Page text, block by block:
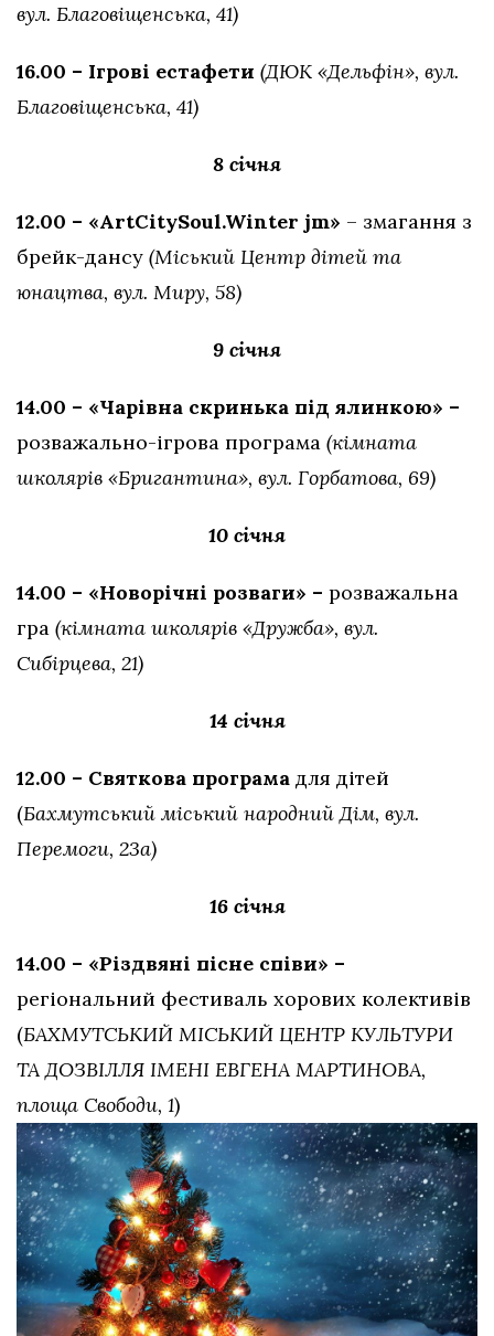
вул. Благовіщенська, 41)
16.00 – Ігрові естафети (ДЮК «Дельфін», вул.
Благовіщенська, 41)
8 січня
12.00 – «ArtCitySoul.Winter jm» – змагання з
брейк-дансу (Міський Центр дітей та
юнацтва, вул. Миру, 58)
9 січня
14.00 – «Чарівна скринька під ялинкою» –
розважально-ігрова програма (кімната
школярів «Бригантина», вул. Горбатова, 69)
10 січня
14.00 – «Новорічні розваги» – розважальна
гра (кімната школярів «Дружба», вул.
Сибірцева, 21)
14 січня
12.00 – Святкова програма для дітей
(Бахмутський міський народний Дім, вул.
Перемоги, 23а)
16 січня
14.00 – «Різдвяні пісне співи» –
регіональний фестиваль хорових колективів
(БАХМУТСЬКИЙ МІСЬКИЙ ЦЕНТР КУЛЬТУРИ
ТА ДОЗВІЛЛЯ ІМЕНІ ЕВГЕНА МАРТИНОВА,
площа Свободи, 1)